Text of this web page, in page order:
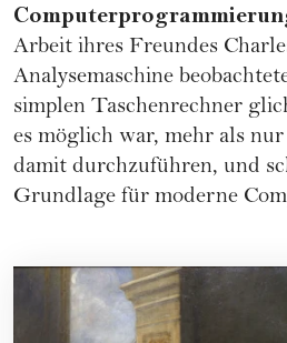
Arbeit ihres Freundes
Analysemaschine
simplen Taschenrechner
es möglich war, mehr als
damit durchzuführen, und
Grundlage für moderne